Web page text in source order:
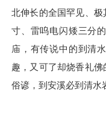
北伸长的全国罕见、
寸、雷呜电闪矮三分
庙，有传说中的到清
趣，又可了却烧香礼
俗谚，到安溪必到清水